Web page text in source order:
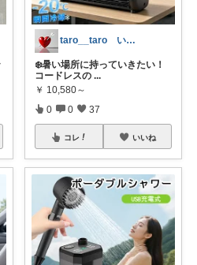
taro__taro いらっしゃませ🎶
❄️暑い場所に持っていきたい！
コードレスの ...
￥ 10,580～
0 0 37
コレ いいね